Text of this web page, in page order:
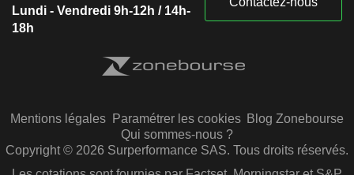
Lundi - Vendredi 9h-12h / 14h-
18h
Mentions légales Paramétrer les cookies Blog Zonebourse
Qui sommes-nous ?
Copyright © 2026 Surperformance SAS. Tous droits réservés.